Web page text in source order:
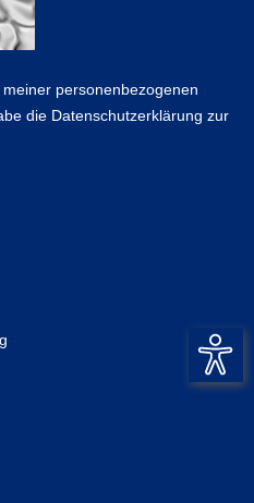
personenbezogenen
die Datenschutzerklärung zur